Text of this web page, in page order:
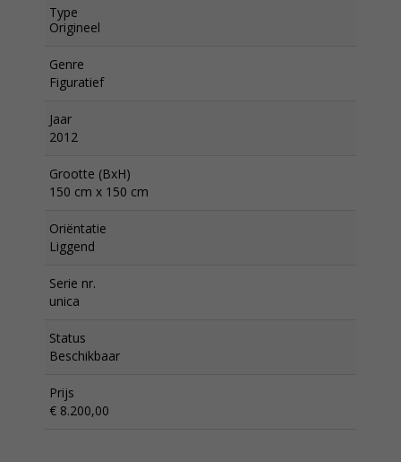
Type
Origineel
Genre
Figuratief
Jaar
2012
Grootte (BxH)
150 cm x 150 cm
Oriëntatie
Liggend
Serie nr.
unica
Status
Beschikbaar
Prijs
€ 8.200,00